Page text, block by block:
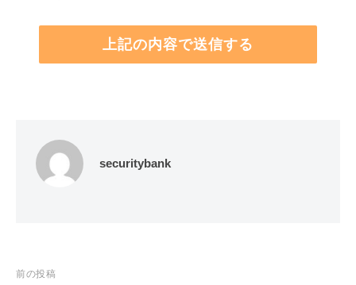
securitybank
投
前の投稿